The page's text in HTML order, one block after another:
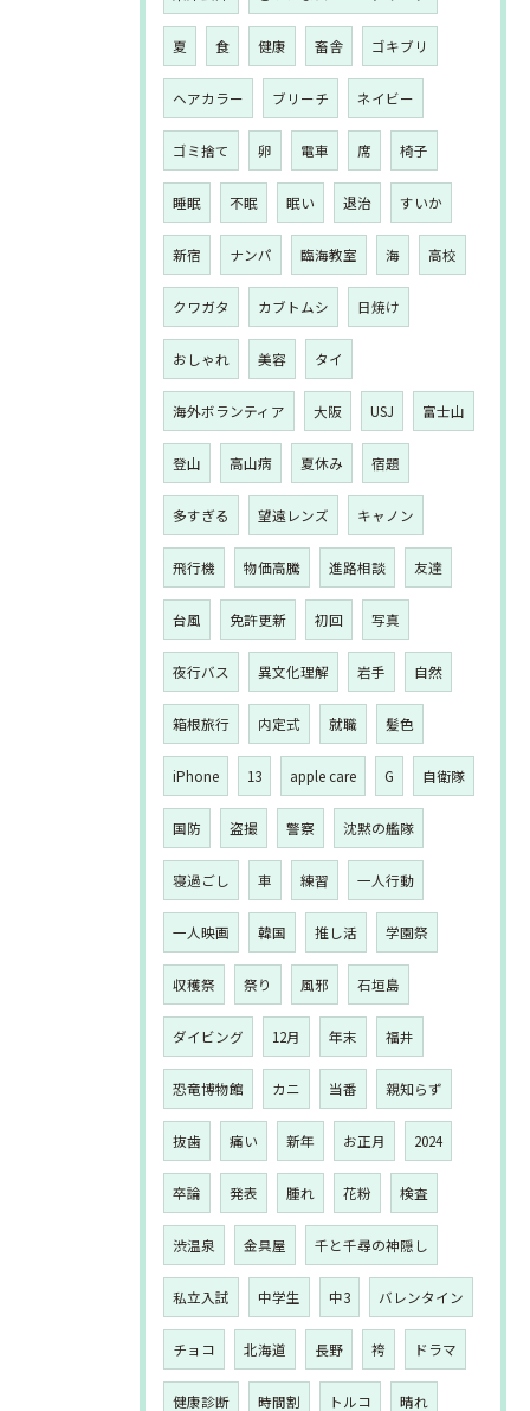
夏 食 健康 畜舎 ゴキブリ
ヘアカラー ブリーチ ネイビー
ゴミ捨て 卵 電車 席 椅子
睡眠 不眠 眠い 退治 すいか
新宿 ナンパ 臨海教室 海 高校
クワガタ カブトムシ 日焼け
おしゃれ 美容 タイ
海外ボランティア 大阪 USJ 富士山
登山 高山病 夏休み 宿題
多すぎる 望遠レンズ キャノン
飛行機 物価高騰 進路相談 友達
台風 免許更新 初回 写真
夜行バス 異文化理解 岩手 自然
箱根旅行 内定式 就職 髪色
iPhone 13 apple care G 自衛隊
国防 盗撮 警察 沈黙の艦隊
寝過ごし 車 練習 一人行動
一人映画 韓国 推し活 学園祭
収穫祭 祭り 風邪 石垣島
ダイビング 12月 年末 福井
恐竜博物館 カニ 当番 親知らず
抜歯 痛い 新年 お正月 2024
卒論 発表 腫れ 花粉 検査
渋温泉 金具屋 千と千尋の神隠し
私立入試 中学生 中3 バレンタイン
チョコ 北海道 長野 袴 ドラマ
健康診断 時間割 トルコ 晴れ